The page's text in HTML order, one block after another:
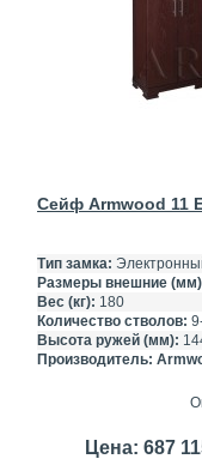
Сейф Armwood 11
Тип замка:
Размеры внешние
Вес (кг): 180
Количество стволов:
Высота ружей (мм):
Производитель:
Цена: 687